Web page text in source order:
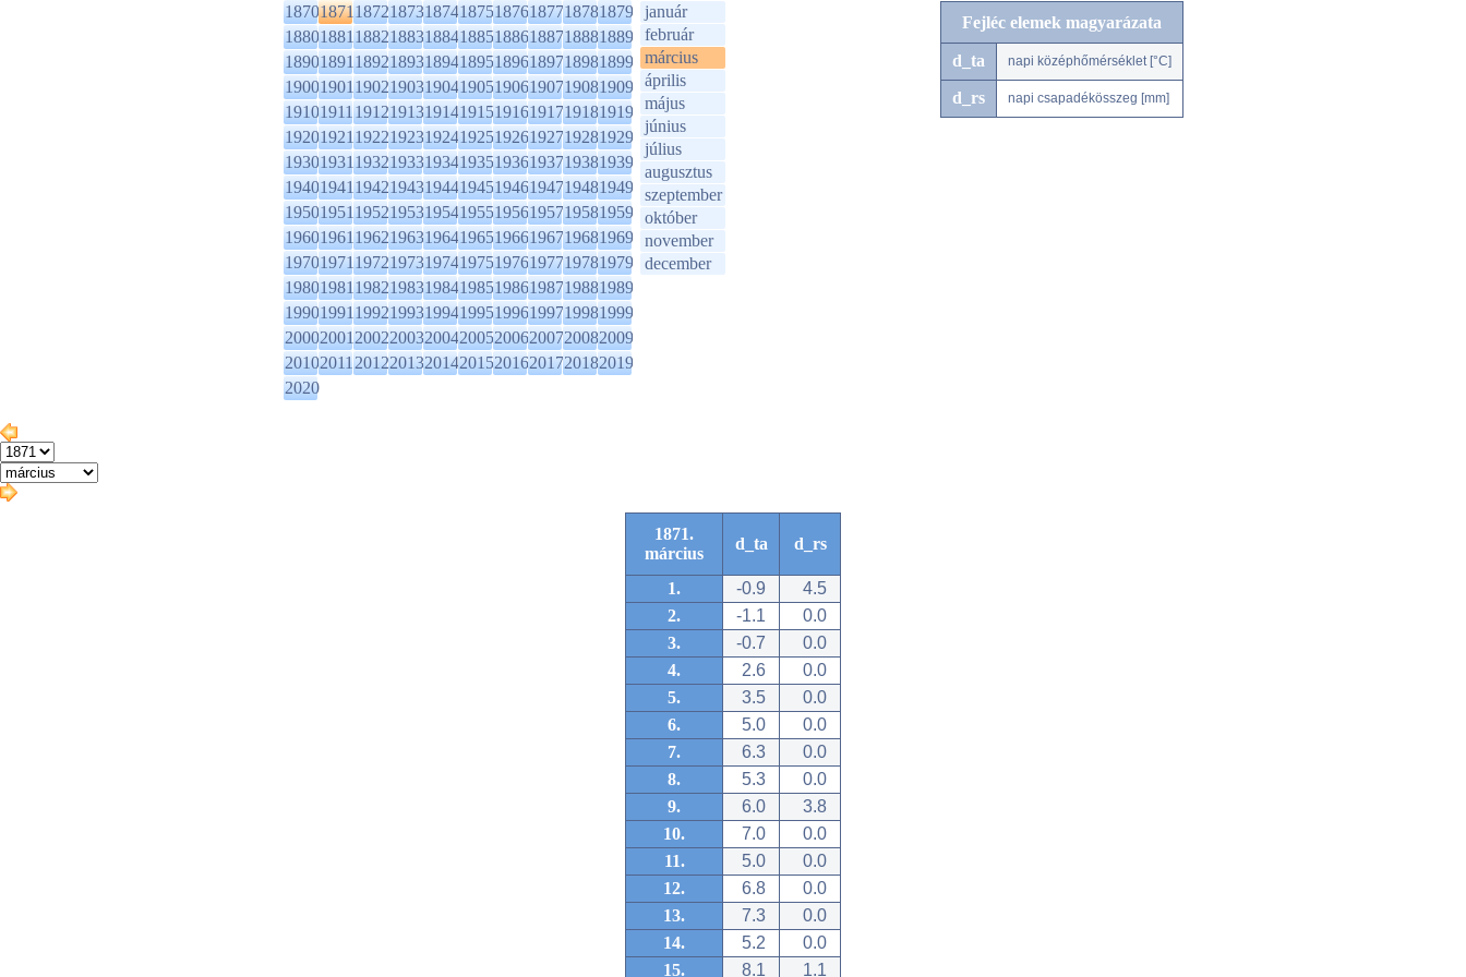
1870187118721873187418751876187718781879
1880188118821883188418851886188718881889
1890189118921893189418951896189718981899
1900190119021903190419051906190719081909
1910191119121913191419151916191719181919
1920192119221923192419251926192719281929
1930193119321933193419351936193719381939
1940194119421943194419451946194719481949
1950195119521953195419551956195719581959
1960196119621963196419651966196719681969
1970197119721973197419751976197719781979
1980198119821983198419851986198719881989
1990199119921993199419951996199719981999
2000200120022003200420052006200720082009
2010201120122013201420152016201720182019
2020
január
február
március
április
május
június
július
augusztus
szeptember
október
november
december
Fejléc elemek magyarázata
d_ta napi középhőmérséklet [°C]
d_rs napi csapadékösszeg [mm]
1871.
március
d_ta d_rs
1. -0.9
4.5
2.
-1.1
0.0
3.
-0.7
0.0
4.
2.6
0.0
5.
3.5
0.0
6.
5.0
0.0
7.
6.3
0.0
8.
5.3
0.0
9.
6.0
3.8
10.
7.0
0.0
11.
5.0
0.0
12.
6.8
0.0
13.
7.3
0.0
14.
5.2
0.0
15.
8.1 1.1